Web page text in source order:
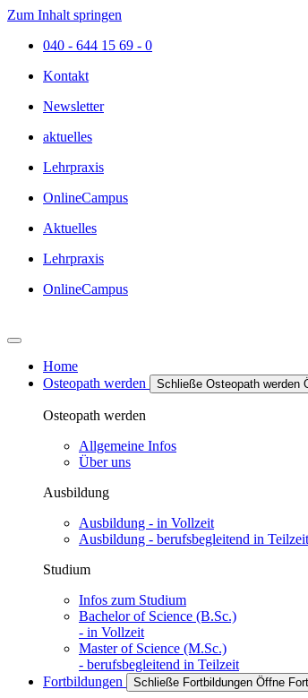
Zum Inhalt springen
040 - 644 15 69 - 0
Kontakt
Newsletter
aktuelles
Lehrpraxis
OnlineCampus
Aktuelles
Lehrpraxis
OnlineCampus
Home
Osteopath werden
Schließe Osteopath werden
Osteopath werden
Allgemeine Infos
Über uns
Ausbildung
Ausbildung - in Vollzeit
Ausbildung - berufsbegleitend in Teilzeit
Studium
Infos zum Studium
Bachelor of Science (B.Sc.)
- in Vollzeit
Master of Science (M.Sc.)
- berufsbegleitend in Teilzeit
Fortbildungen
Schließe Fortbildungen Öffne